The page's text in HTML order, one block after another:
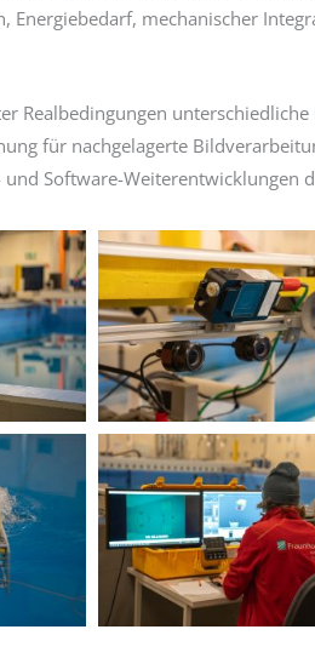
mechanischer
Realbedingungen
für nachgelagerte
Software-Weiterentwicklungen